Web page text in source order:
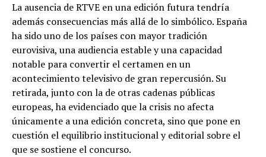
La ausencia de RTVE en una edición futura tendría
además consecuencias más allá de lo simbólico. España
ha sido uno de los países con mayor tradición
eurovisiva, una audiencia estable y una capacidad
notable para convertir el certamen en un
acontecimiento televisivo de gran repercusión. Su
retirada, junto con la de otras cadenas públicas
europeas, ha evidenciado que la crisis no afecta
únicamente a una edición concreta, sino que pone en
cuestión el equilibrio institucional y editorial sobre el
que se sostiene el concurso.